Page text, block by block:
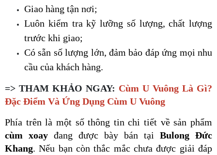
Giao hàng tận nơi;
Luôn kiểm tra kỹ lưỡng số lượng, chất lượng
trước khi giao;
Có sẵn số lượng lớn, đảm bảo đáp ứng mọi nhu
cầu của khách hàng.
=> THAM KHẢO NGAY: Cùm U Vuông Là Gì?
Đặc Điểm Và Ứng Dụng Cùm U Vuông
Phía trên là một số thông tin chi tiết về sản phẩm
cùm xoay đang được bày bán tại Bulong Đức
Khang. Nếu bạn còn thắc mắc chưa được giải đáp